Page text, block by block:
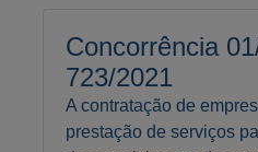
Concorrência
723/2021
A contratação de
prestação de serviços